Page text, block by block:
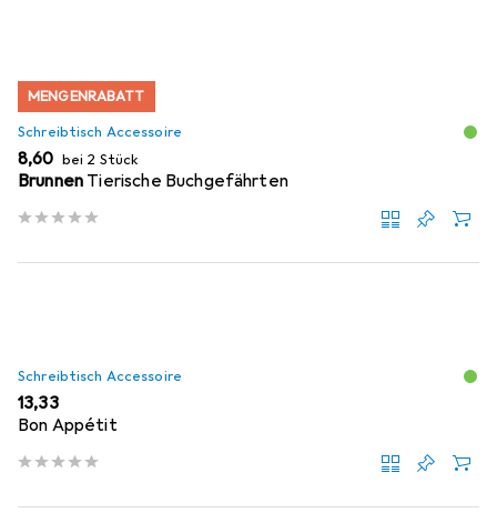
MENGENRABATT
Schreibtisch Accessoire
EUR
8,60 bei 2 Stück
Brunnen Tierische Buchgefährten
Schreibtisch Accessoire
EUR
13,33
Bon Appétit